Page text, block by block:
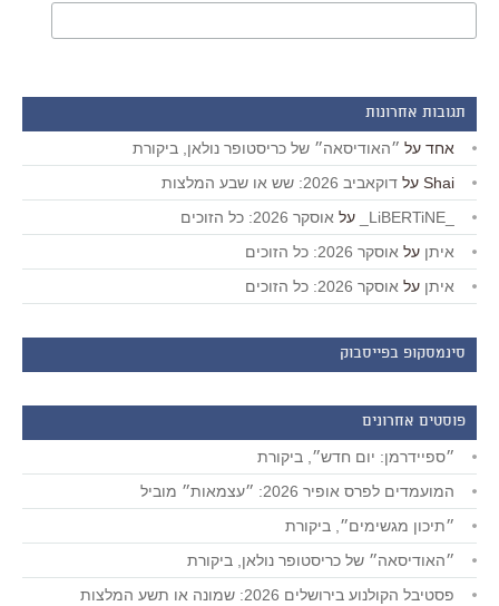
תגובות אחרונות
אחד על ״האודיסאה״ של כריסטופר נולאן, ביקורת
Shai על דוקאביב 2026: שש או שבע המלצות
על אוסקר 2026: כל הזוכים
איתן על אוסקר 2026: כל הזוכים
איתן על אוסקר 2026: כל הזוכים
סינמסקופ בפייסבוק
פוסטים אחרונים
״ספיידרמן: יום חדש״, ביקורת
המועמדים לפרס אופיר 2026: ״עצמאות״ מוביל
״תיכון מגשימים״, ביקורת
״האודיסאה״ של כריסטופר נולאן, ביקורת
פסטיבל הקולנוע בירושלים 2026: שמונה או תשע המלצות